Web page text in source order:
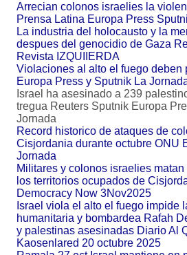
Arrecian colonos israelies la
Prensa Latina Europa Press
La industria del holocausto y la
despues del genocidio de Gaza
Revista IZQUIIERDA
Violaciones al alto el fuego deben
Europa Press y Sputnik La
Israel ha asesinado a 239
tregua Reuters Sputnik Europa
Jornada
Record historico de ataques de
Cisjordania durante octubre ONU
Jornada
Militares y colonos israelies
los territorios ocupados de
Democracy Now 3Nov2025
Israel viola el alto el fuego impide
humanitaria y bombardea Rafah
y palestinas asesinadas Diario Al
Kaosenlared 20 octubre 2025